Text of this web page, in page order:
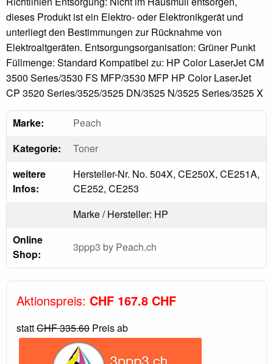
dieses Produkt ist ein Elektro- oder Elektronikgerät und
unterliegt den Bestimmungen zur Rücknahme von
Elektroaltgeräten. Entsorgungsorganisation: Grüner Punkt
Füllmenge: Standard Kompatibel zu: HP Color LaserJet CM
3500 Series/3530 FS MFP/3530 MFP HP Color LaserJet
CP 3520 Series/3525/3525 DN/3525 N/3525 Series/3525 X
Marke:
Peach
Kategorie:
Toner
weitere
Infos:
Hersteller-Nr. No. 504X, CE250X, CE251A,
CE252, CE253
Marke / Hersteller: HP
Online
Shop:
3ppp3 by Peach.ch
Aktionspreis: CHF 167.8 CHF
stattCHF 335.60 Preis ab